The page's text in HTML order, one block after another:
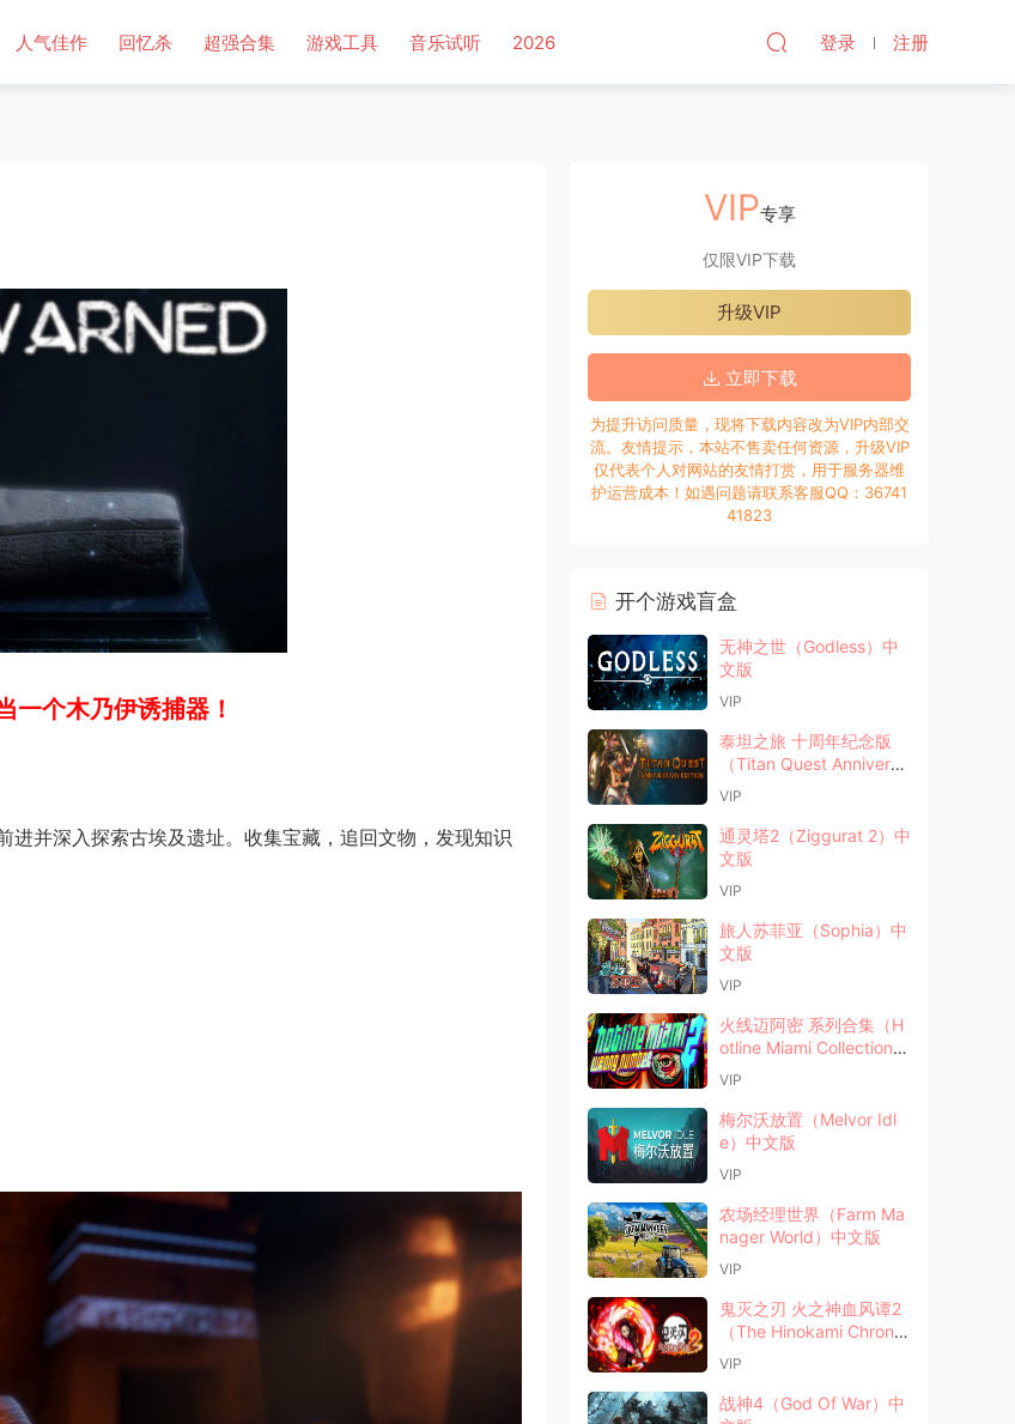
人气佳作 回忆杀 超强合集 游戏工具 音乐试听 2026 登录 注册
一个木乃伊诱捕器！
进并深入探索古埃及遗址。收集宝藏，追回文物，发现知识
VIP专享
仅限VIP下载
升级VIP
立即下载
为提升访问质量，现将下载内容改为VIP内部交
流。友情提示，本站不售卖任何资源，升级VIP
仅代表个人对网站的友情打赏，用于服务器维
护运营成本！如遇问题请联系客服QQ：36741
41823
开个游戏盲盒
无神之世（Godless）中
文版
VIP
泰坦之旅 十周年纪念版
（Titan Quest Anniversa
ry Edition）中文版
VIP
通灵塔2（Ziggurat 2）中
文版
VIP
旅人苏菲亚（Sophia）中
文版
VIP
火线迈阿密 系列合集（H
otline Miami Collection）
中文版
VIP
梅尔沃放置（Melvor Idl
e）中文版
VIP
农场经理世界（Farm Ma
nager World）中文版
VIP
鬼灭之刃 火之神血风谭2
（The Hinokami Chronicl
es 2）中文版
VIP
战神4（God Of War）中